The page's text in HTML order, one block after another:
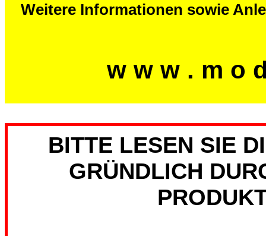
Weitere Informationen sowie
w w w . m o
BITTE LESEN SIE
GRÜNDLICH